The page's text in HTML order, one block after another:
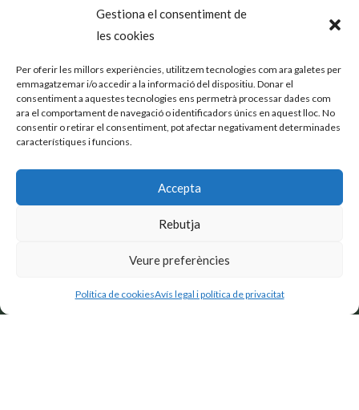
Gestiona el consentiment de
les cookies
Per oferir les millors experiències, utilitzem tecnologies com ara galetes per
emmagatzemar i/o accedir a la informació del dispositiu. Donar el
consentiment a aquestes tecnologies ens permetrà processar dades com
ara el comportament de navegació o identificadors únics en aquest lloc. No
consentir o retirar el consentiment, pot afectar negativament determinades
característiques i funcions.
Accepta
Rebutja
Veure preferències
Política de cookiesAvís legal i política de privacitat
Segueix-nos a Instagram